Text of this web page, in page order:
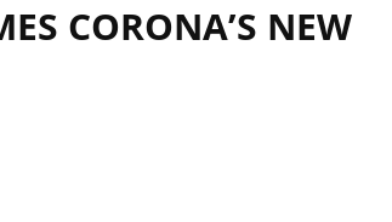
CORONA’S NEW